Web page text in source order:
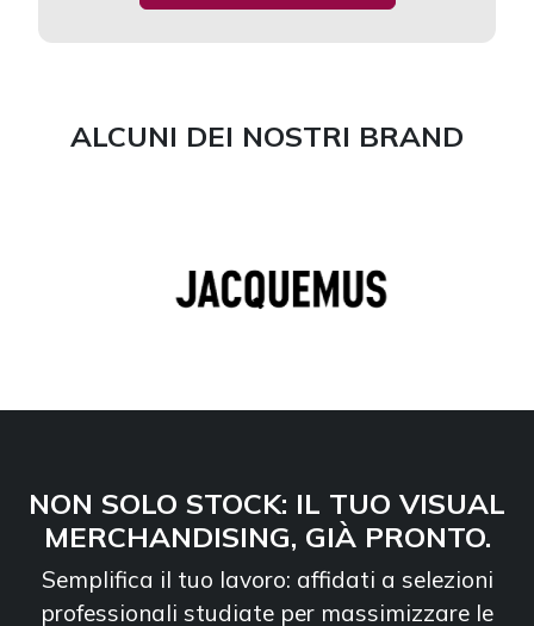
ALCUNI DEI NOSTRI BRAND
NON SOLO STOCK: IL TUO VISUAL
MERCHANDISING, GIÀ PRONTO.
Semplifica il tuo lavoro: affidati a selezioni
professionali studiate per massimizzare le